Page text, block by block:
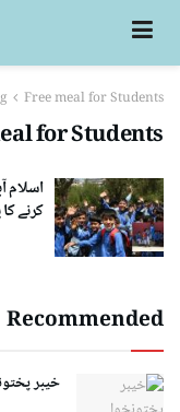
Free meal for Students
for Students
کرنے
Recommended
خیبر